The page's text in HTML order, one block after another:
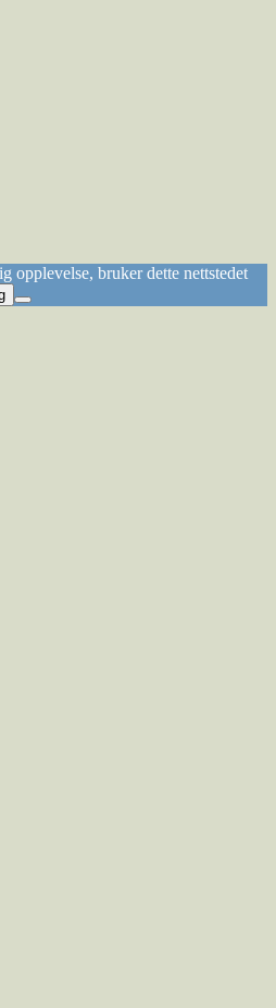
opplevelse, bruker dette nettstedet